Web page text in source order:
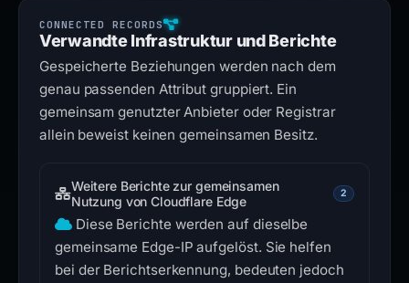
Verwandte Infrastruktur und Berichte
Gespeicherte Beziehungen werden nach dem
genau passenden Attribut gruppiert. Ein
gemeinsam genutzter Anbieter oder Registrar
allein beweist keinen gemeinsamen Besitz.
Weitere Berichte zur gemeinsamen
Nutzung von Cloudflare Edge
2
Diese Berichte werden auf dieselbe
gemeinsame Edge-IP aufgelöst. Sie helfen
bei der Berichtserkennung, bedeuten jedoch